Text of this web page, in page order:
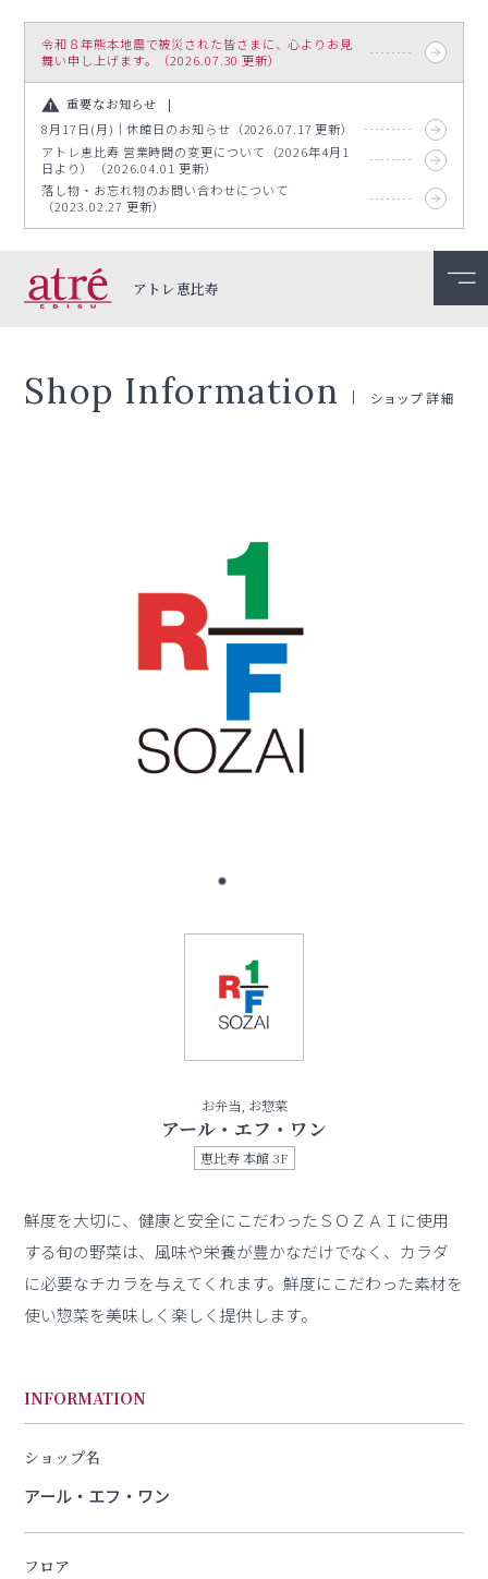
令和８年熊本地震で被災された皆さまに、心よりお見
舞い申し上げます。（2026.07.30 更新）
重要なお知らせ
8月17日(月)｜休館日のお知らせ（2026.07.17 更新）
アトレ恵比寿 営業時間の変更について（2026年4月1
日より）（2026.04.01 更新）
落し物・お忘れ物のお問い合わせについて
（2023.02.27 更新）
アトレ恵比寿
Shop Information ショップ詳細
お弁当, お惣菜
アール・エフ・ワン
恵比寿 本館 3F
鮮度を大切に、健康と安全にこだわったＳＯＺＡＩに使用
する旬の野菜は、風味や栄養が豊かなだけでなく、カラダ
に必要なチカラを与えてくれます。鮮度にこだわった素材を
使い惣菜を美味しく楽しく提供します。
INFORMATION
ショップ名
アール・エフ・ワン
フロア